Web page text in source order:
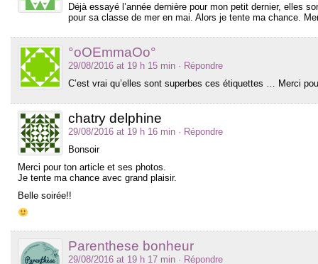
Déjà essayé l’année dernière pour mon petit dernier, elles
pour sa classe de mer en mai. Alors je tente ma chance.
°oOEmmaOo°
29/08/2016 at 19 h 15 min · Répondre
C’est vrai qu’elles sont superbes ces étiquettes … Merci
chatry delphine
29/08/2016 at 19 h 16 min · Répondre
Bonsoir
Merci pour ton article et ses photos.
Je tente ma chance avec grand plaisir.
Belle soirée!!
Parenthese bonheur
29/08/2016 at 19 h 17 min · Répondre